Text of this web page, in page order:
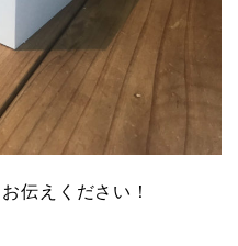
伝えください！